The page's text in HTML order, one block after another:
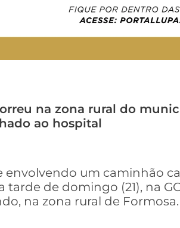
na zona rural do
ao hospital
envolvendo um caminhão
tarde de domingo (21), na
na zona rural de Formosa.